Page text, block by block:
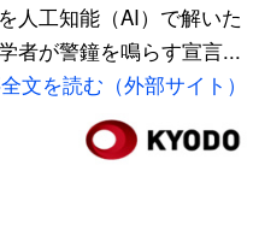
人工知能（AI）で解いた
者が警鐘を鳴らす宣言...
文を読む（外部サイト）